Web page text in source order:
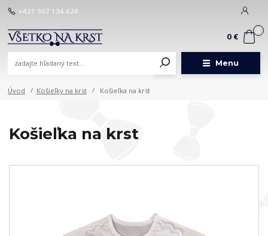
Menu
+421 907 134 624
0
0 €
Úvod Košieľky na krst Košieľka na krst
Košieľka na krst